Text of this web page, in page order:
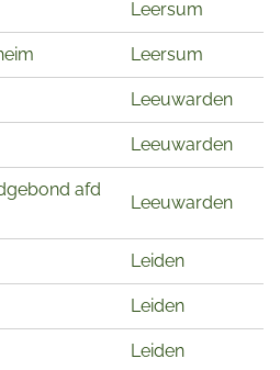
Leersum
Leersum
Leeuwarden
Leeuwarden
afd
Leeuwarden
Leiden
Leiden
Leiden